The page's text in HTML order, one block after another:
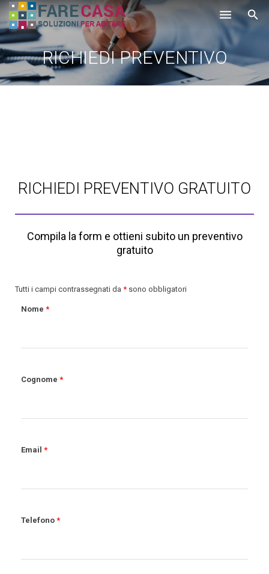
HOME
CHI SIAMO
BLOG
RICHIEDI PREVENTIVO
RICHIEDI PREVENTIVO GRATUITO
Compila la form e ottieni subito un preventivo
gratuito
Tutti i campi contrassegnati da * sono obbligatori
Nome *
Cognome *
Email *
Telefono *